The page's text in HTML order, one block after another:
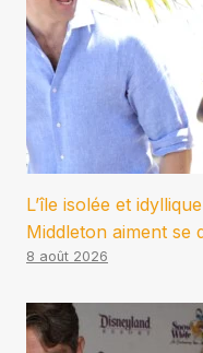
L’île isolée et
Middleton aiment se
8 août 2026